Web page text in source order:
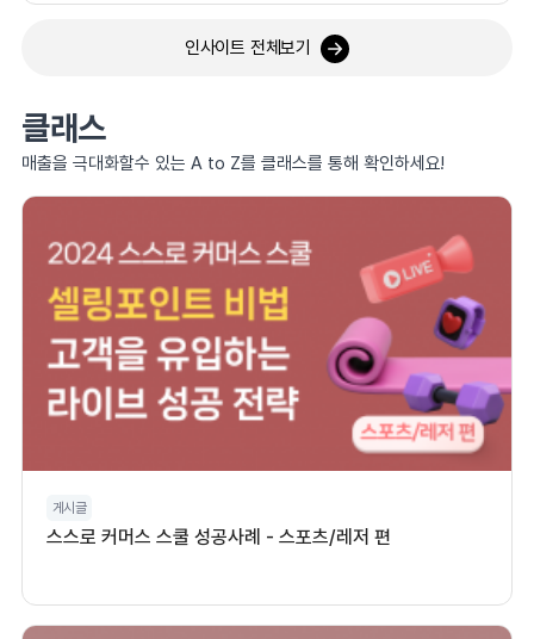
인사이트 전체보기
클래스
매출을 극대화할수 있는 A to Z를 클래스를 통해 확인하세요!
게시글
스스로 커머스 스쿨 성공사례 - 스포츠/레저 편